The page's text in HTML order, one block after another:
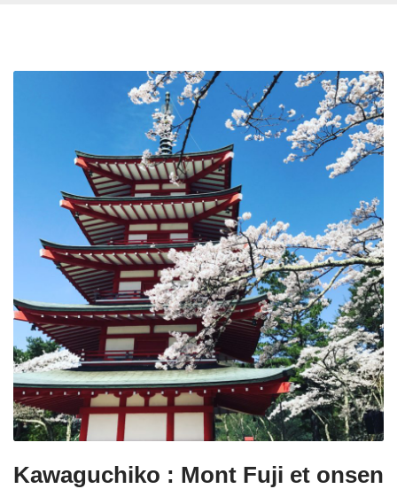
Kawaguchiko : Mont Fuji et onsen